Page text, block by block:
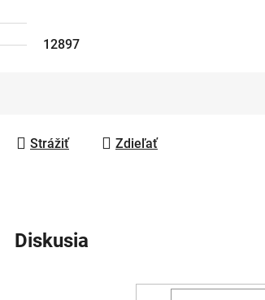
12897
Strážiť Zdieľať
Diskusia